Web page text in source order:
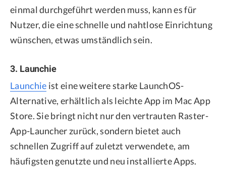
einmal durchgeführt werden muss, kann es für
Nutzer, die eine schnelle und nahtlose Einrichtung
wünschen, etwas umständlich sein.
3. Launchie
Launchie ist eine weitere starke LaunchOS-
Alternative, erhältlich als leichte App im Mac App
Store. Sie bringt nicht nur den vertrauten Raster-
App-Launcher zurück, sondern bietet auch
schnellen Zugriff auf zuletzt verwendete, am
häufigsten genutzte und neu installierte Apps.